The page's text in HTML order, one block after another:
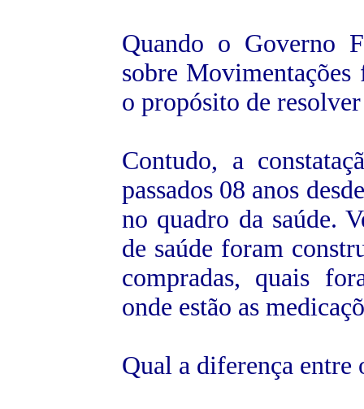
Quando o Governo
sobre
o propósito de
Contudo, a
passados 08 anos
no quadro da saúde.
de saúde foram
compradas, quais
onde estão as
Qual a diferença entre